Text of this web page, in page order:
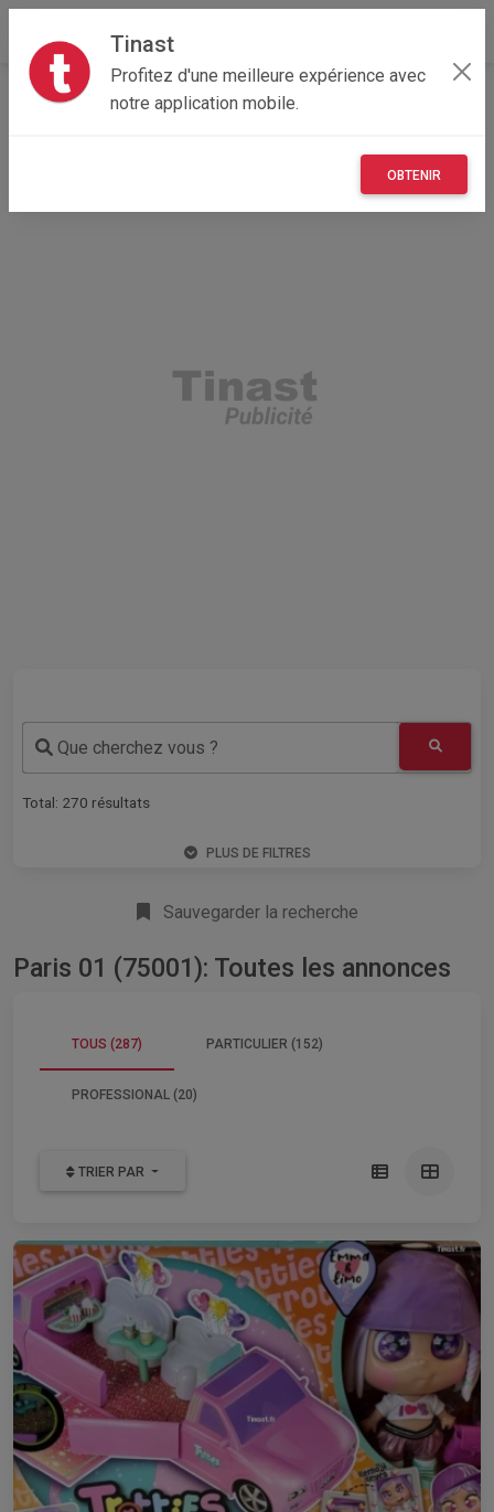
Tinast
Profitez d'une meilleure expérience avec
notre application mobile.
OBTENIR
Accueil Recherche Île-de-France
Que cherchez vous ?
Total: 270 résultats
PLUS DE FILTRES
Sauvegarder la recherche
Paris 01 (75001): Toutes les annonces
TOUS (287) PARTICULIER (152)
PROFESSIONAL (20)
TRIER PAR